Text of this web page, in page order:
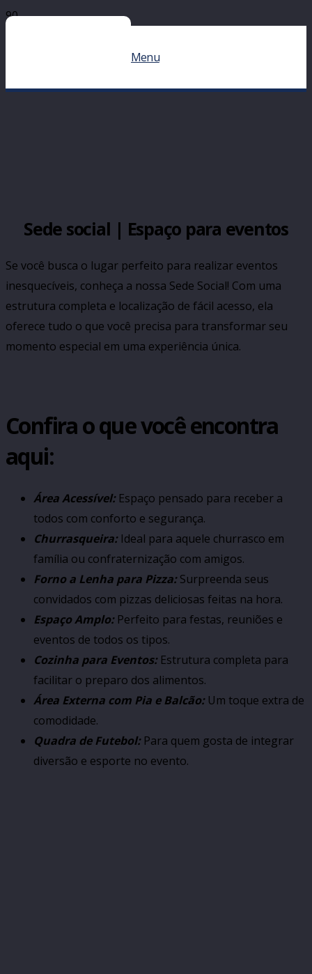
Menu
Sede social | Espaço para eventos
Se você busca o lugar perfeito para realizar eventos
inesquecíveis, conheça a nossa Sede Social! Com uma
estrutura completa e localização de fácil acesso, ela
oferece tudo o que você precisa para transformar seu
momento especial em uma experiência única.
Confira o que você encontra
aqui:
Área Acessível:Espaço pensado para receber a
todos com conforto e segurança.
Churrasqueira:Ideal para aquele churrasco em
família ou confraternização com amigos.
Forno a Lenha para Pizza:Surpreenda seus
convidados com pizzas deliciosas feitas na hora.
Espaço Amplo:Perfeito para festas, reuniões e
eventos de todos os tipos.
Cozinha para Eventos:Estrutura completa para
facilitar o preparo dos alimentos.
Área Externa com Pia e Balcão:Um toque extra de
comodidade.
Quadra de Futebol:Para quem gosta de integrar
diversão e esporte no evento.